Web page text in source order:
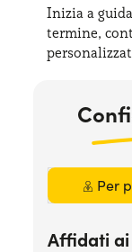
Serve
Inizia a
termine,
Per
Affidati